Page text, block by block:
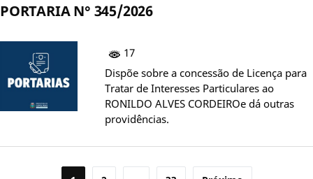
PORTARIA N° 345/2026
17
Dispõe sobre a concessão de Licença para
Tratar de Interesses Particulares ao
RONILDO ALVES CORDEIROe dá outras
providências.